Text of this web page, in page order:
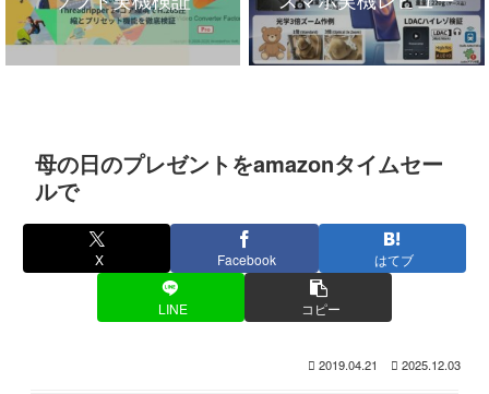
母の日のプレゼントをamazonタイムセー
ルで
X Facebook はてブ
LINE コピー
2019.04.21 2025.12.03